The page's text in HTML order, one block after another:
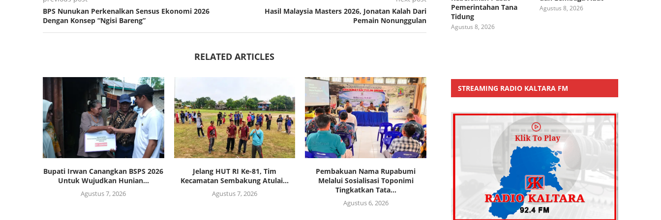
BPS Nunukan Perkenalkan Sensus Ekonomi 2026
Dengan Konsep “Ngisi Bareng”
Hasil Malaysia Masters 2026, Jonatan Kalah Dari
Pemain Nonunggulan
RELATED ARTICLES
Bupati Irwan Canangkan BSPS 2026
Untuk Wujudkan Hunian...
Agustus 7, 2026
Jelang HUT RI Ke-81, Tim
Kecamatan Sembakung Atulai...
Agustus 7, 2026
Pembakuan Nama Rupabumi
Melalui Sosialisasi Toponimi
Tingkatkan Tata...
Agustus 6, 2026
Pemerintahan Tana
Tidung
Agustus 8, 2026
Agustus 8, 2026
STREAMING RADIO KALTARA FM